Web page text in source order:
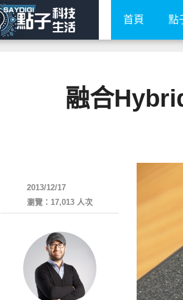
首頁 點
融合
2013/12/17
瀏覽：17,013 人次